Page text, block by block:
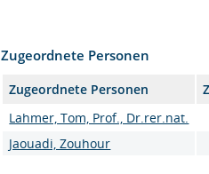
Zugeordnete Personen
Zugeordnete Personen
Lahmer, Tom, Prof., Dr.rer.nat.
Jaouadi, Zouhour